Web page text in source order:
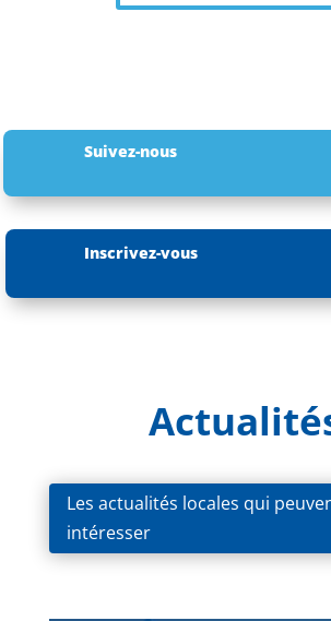
Suivez-nous
Inscrivez-vous
Les actualités locales qui
intéresser